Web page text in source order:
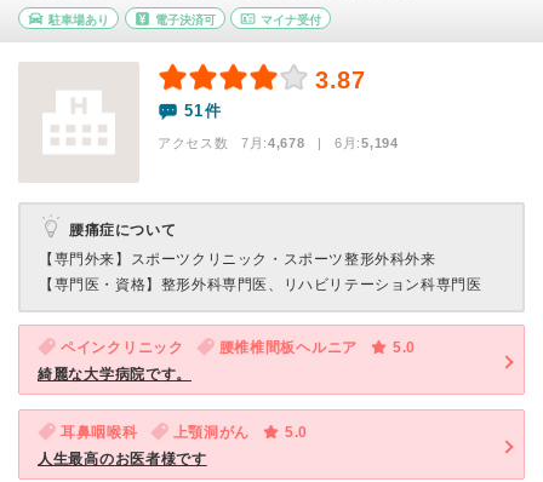
駐車場あり 電子決済可 マイナ受付
3.87
51件
アクセス数 7月:4,678 | 6月:5,194
腰痛症について
【専門外来】 スポーツクリニック・スポーツ整形外科外来
【専門医・資格】 整形外科専門医、リハビリテーション科専門医
ペインクリニック 腰椎椎間板ヘルニア
5.0
綺麗な大学病院です。
耳鼻咽喉科 上顎洞がん
5.0
人生最高のお医者様です